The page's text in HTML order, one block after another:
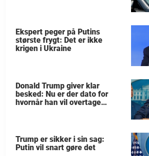
Ekspert peger på Putins
største frygt: Det er ikke
krigen i Ukraine
Donald Trump giver klar
besked: Nu er der dato for
hvornår han vil overtage
Trump er sikker i sin sag:
Putin vil snart gøre det